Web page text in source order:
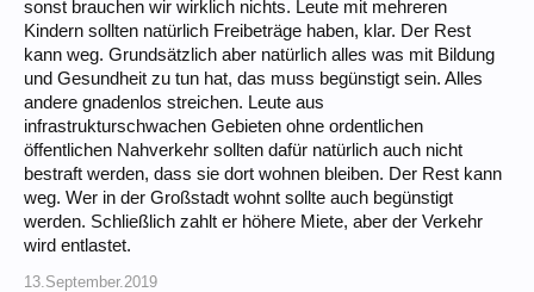
sonst brauchen wir wirklich nichts. Leute mit mehreren
Kindern sollten natürlich Freibeträge haben, klar. Der Rest
kann weg. Grundsätzlich aber natürlich alles was mit Bildung
und Gesundheit zu tun hat, das muss begünstigt sein. Alles
andere gnadenlos streichen. Leute aus
infrastrukturschwachen Gebieten ohne ordentlichen
öffentlichen Nahverkehr sollten dafür natürlich auch nicht
bestraft werden, dass sie dort wohnen bleiben. Der Rest kann
weg. Wer in der Großstadt wohnt sollte auch begünstigt
werden. Schließlich zahlt er höhere Miete, aber der Verkehr
wird entlastet.
13.September.2019